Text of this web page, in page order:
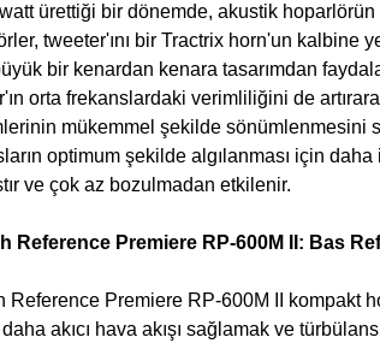
ürettiği bir dönemde, akustik
tweeter'ını bir Tractrix horn'un kalbine
bir kenardan kenara tasarımdan
orta frekanslardaki verimliliğini de
mükemmel şekilde sönümlenmesini
optimum şekilde algılanması için
ve çok az bozulmadan etkilenir.
Reference Premiere RP-600M II: Bas
Reference Premiere RP-600M II kompakt
akıcı hava akışı sağlamak ve